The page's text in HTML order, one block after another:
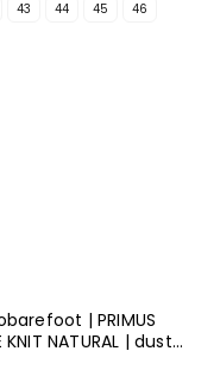
43 44 45 46
| PRIMUS
KNIT NATURAL | dusty